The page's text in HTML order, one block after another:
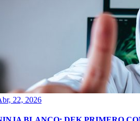
22, 2026